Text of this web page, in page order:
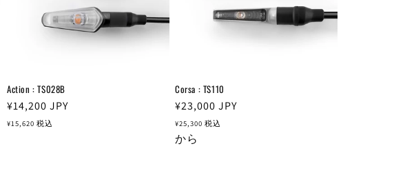
Action : TS028B
通
常
¥14,200 JPY
¥15,620 税込
Corsa : TS110
通
常
価
¥23,000 JPY
¥25,300 税込
から